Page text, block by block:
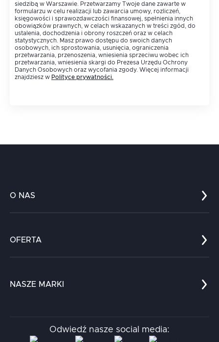
siedzibą w Warszawie. Przetwarzamy Twoje dane zawarte w
formularzu w celu realizacji lub zawarcia umowy, rozliczeń,
księgowości i sprawozdawczości finansowej, spełnienia innych
obowiązków prawnych, w celach wskazanych w treści zgód, do
ustalenia, dochodzenia i obrony roszczeń oraz w celach
statystycznych. Masz prawo dostępu do swoich danych
osobowych, ich sprostowania, usunięcia, ograniczenia
przetwarzania, przenoszenia, wniesienia sprzeciwu wobec ich
przetwarzania, wniesienia skargi do Prezesa Urzędu Ochrony
Danych Osobowych oraz wycofania zgody. Więcej informacji
znajdziesz w Polityce prywatności
O NAS
Kariera
Kontakt
OFERTA
Chatboty
NASZE MARKI
AidaptaOdwiedź nasze social media: